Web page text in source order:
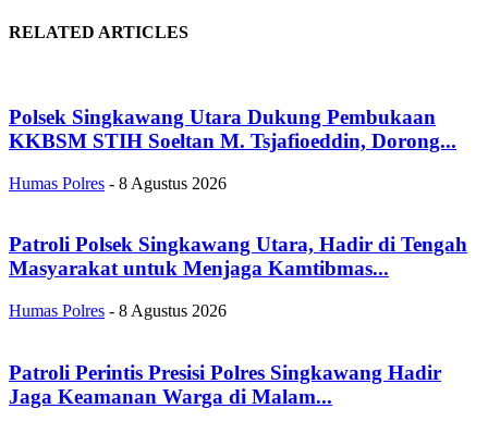
RELATED ARTICLES
Polsek Singkawang Utara Dukung Pembukaan
KKBSM STIH Soeltan M. Tsjafioeddin, Dorong...
Humas Polres - 8 Agustus 2026
Patroli Polsek Singkawang Utara, Hadir di Tengah
Masyarakat untuk Menjaga Kamtibmas...
Humas Polres - 8 Agustus 2026
Patroli Perintis Presisi Polres Singkawang Hadir
Jaga Keamanan Warga di Malam...